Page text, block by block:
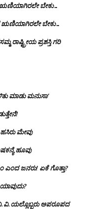
ಋಣಿಯಾಗಿರಲೇ ಬೇಕು…
ಋಣಿಯಾಗಿರಲೇ ಬೇಕು…
ರಾಷ್ಟ್ರೀಯ ಪ್ರಶಸ್ತಿ ಗರಿ
ಮಾಡು ಮನುಸಾ’
ಮೇವು
ಹೂವು
ಎಂದ ಜನರು! ಏಕೆ ಗೊತ್ತಾ?
ಅಪರೂಪದ